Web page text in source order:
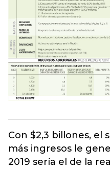
Con $2,3 billones,
más ingresos le
2019 sería el de la